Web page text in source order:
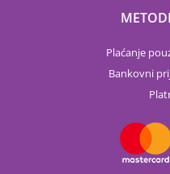
Plaćanje
Bankovni